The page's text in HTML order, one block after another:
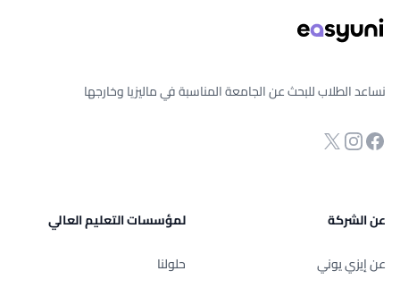
نساعد الطلاب للبحث عن الجامعة المناسبة في ماليزيا وخارجها
صفحة الفيسبوك
انستجرام
Twitter
عن الشركة
عن إيزي يوني
لمؤسسات التعليم العالي
حلولنا